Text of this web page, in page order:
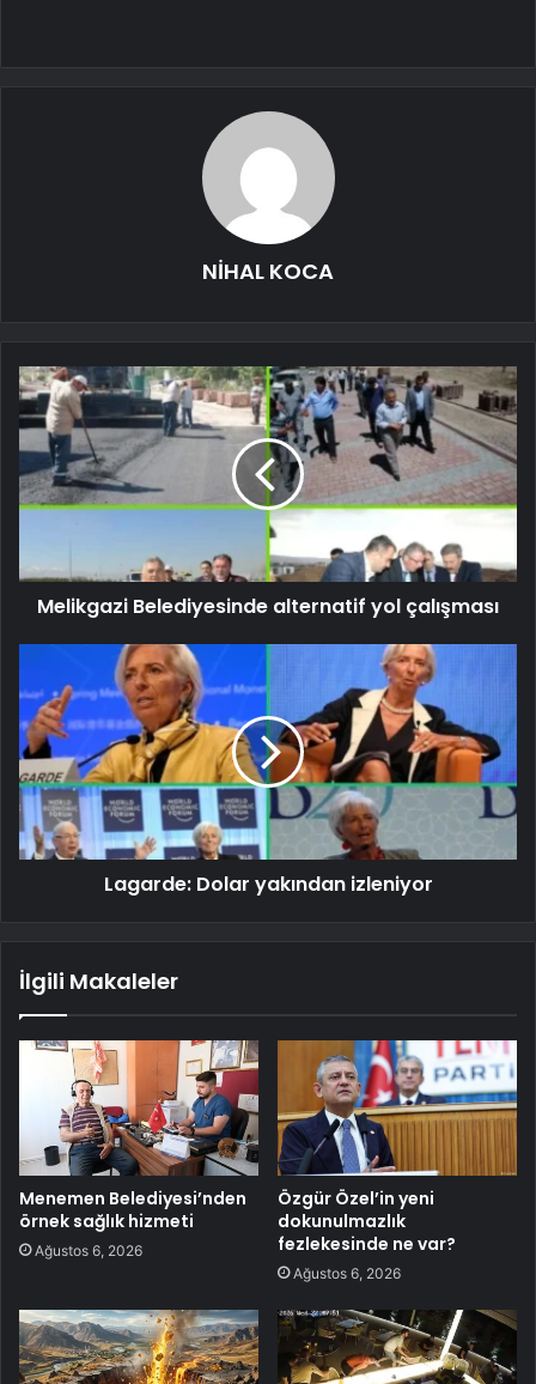
NİHAL KOCA
Melikgazi Belediyesinde alternatif yol çalışması
Lagarde: Dolar yakından izleniyor
İlgili Makaleler
Menemen Belediyesi’nden
örnek sağlık hizmeti
Ağustos 6, 2026
Özgür Özel’in yeni
dokunulmazlık
fezlekesinde ne var?
Ağustos 6, 2026